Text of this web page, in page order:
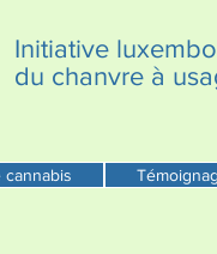
Initiative
du chanvre à
cannabis